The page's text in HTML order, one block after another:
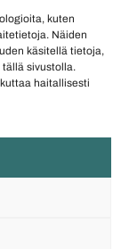
kuten
Näiden
käsitellä tietoja,
sivustolla.
haitallisesti
joilla
ja kestävä